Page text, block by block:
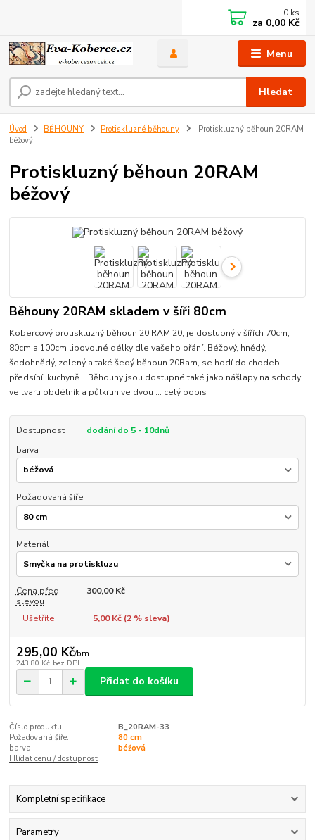
Menu
Hledat
0 ks
za 0,00 Kč
Úvod BĚHOUNY Protiskluzné běhouny
Protiskluzný běhoun 20RAM
béžový
Protiskluzný běhoun 20RAM
béžový
Běhouny 20RAM skladem v šíři 80cm
Kobercový protiskluzný běhoun 20 RAM 20, je dostupný v šířích 70cm,
80cm a 100cm libovolné délky dle vašeho přání. Béžový, hnědý,
šedohnědý, zelený a také šedý běhoun 20Ram, se hodí do chodeb,
předsíní, kuchyně... Běhouny jsou dostupné také jako nášlapy na schody
ve tvaru obdélník a půlkruh ve dvou ... celý popis
Dostupnost
dodání do 5 - 10dnů
barva
Požadovaná šíře
Materiál
Cena před
slevou
300,00 Kč
Ušetříte 5,00 Kč (2% sleva)
295,00 Kč/bm
243,80 Kč bez DPH
Přidat do košíku
Číslo produktu:
B_20RAM-33
Požadovaná šíře:
80 cm
barva:
béžová
Hlídat cenu / dostupnost
Kompletní specifikace
Parametry